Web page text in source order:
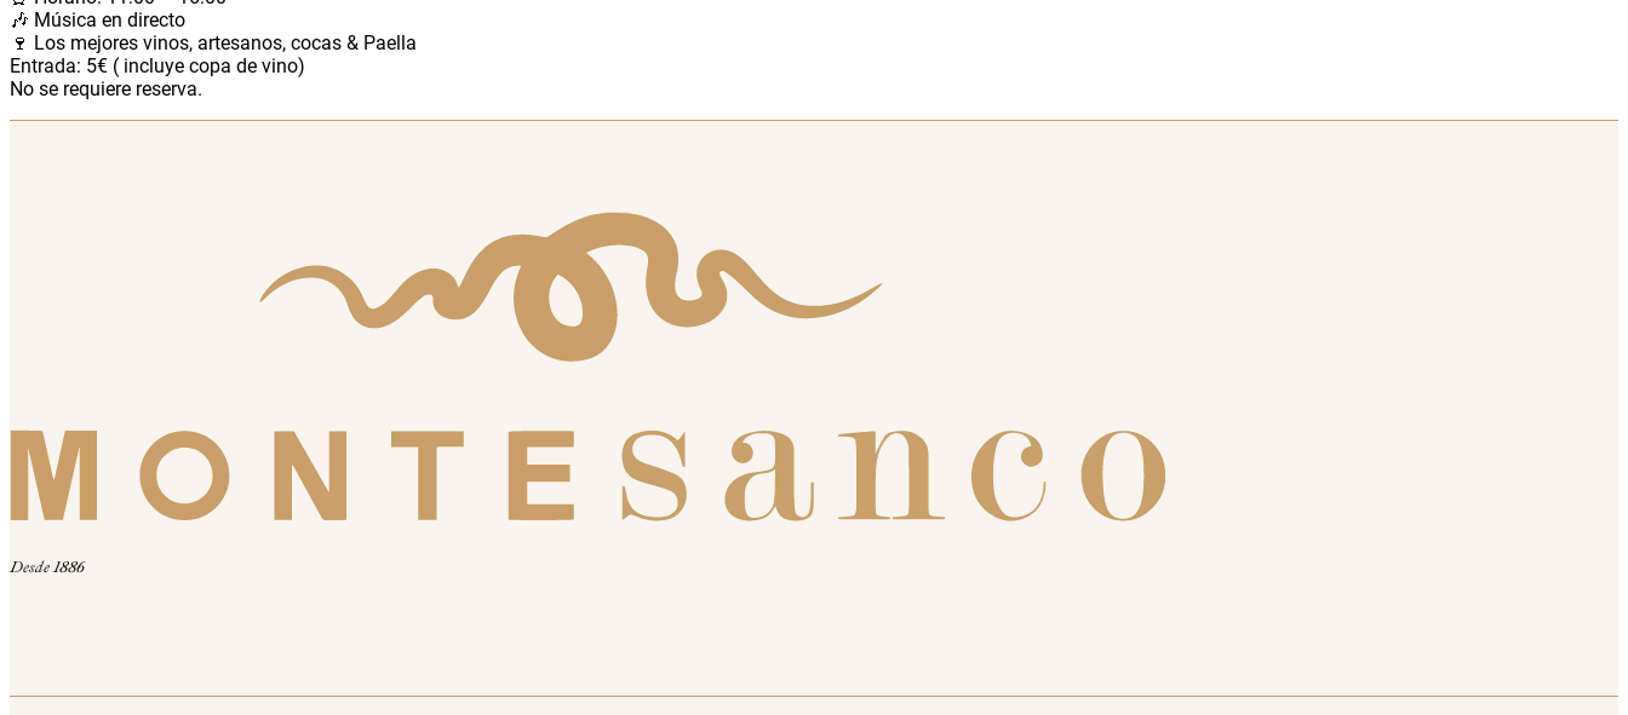
🎶 Música en directo⁣
🍷 Los mejores vinos, artesanos, cocas & Paella⁣
Entrada: 5€ ( incluye copa de vino)
No se requiere reserva.
Desde 1886